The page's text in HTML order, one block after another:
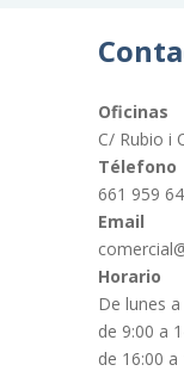
Oficinas
C/ Rubio i
Télefono
661 959
Email
Horario
De lunes
de 9:00 a
de 16:00 a